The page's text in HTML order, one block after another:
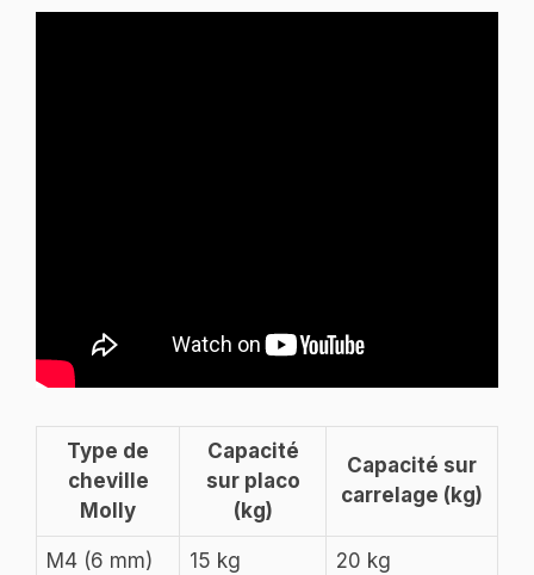
Type de
cheville
Molly
Capacité
sur placo
(kg)
Capacité sur
carrelage (kg)
M4 (6 mm) 15 kg 20 kg